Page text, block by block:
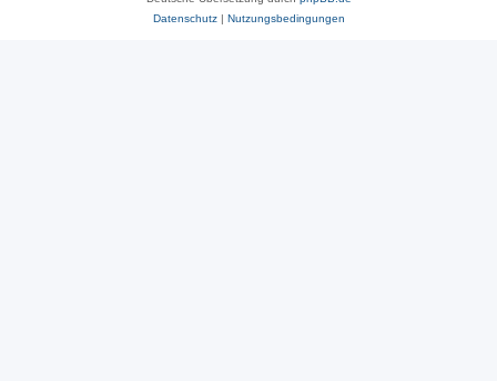
Datenschutz| Nutzungsbedingungen